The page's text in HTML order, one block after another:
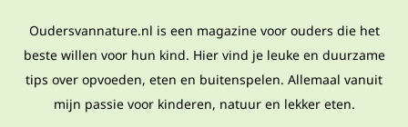
Oudersvannature.nl is een magazine voor ouders die het
beste willen voor hun kind. Hier vind je leuke en duurzame
tips over opvoeden, eten en buitenspelen. Allemaal vanuit
mijn passie voor kinderen, natuur en lekker eten.